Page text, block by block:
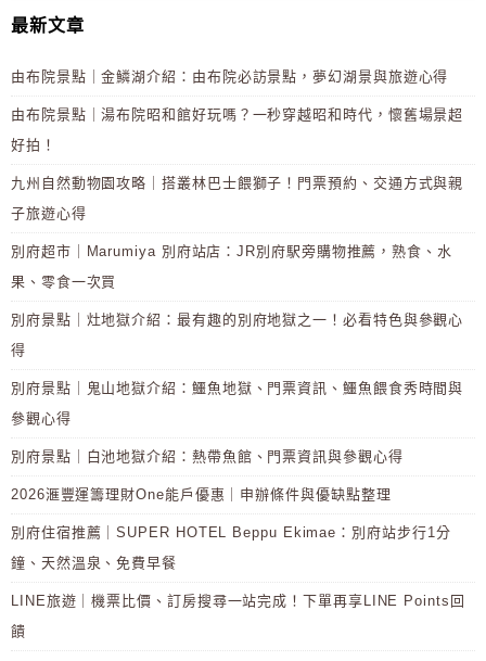
最新文章
由布院景點｜金鱗湖介紹：由布院必訪景點，夢幻湖景與旅遊心得
由布院景點｜湯布院昭和館好玩嗎？一秒穿越昭和時代，懷舊場景超
好拍！
九州自然動物園攻略｜搭叢林巴士餵獅子！門票預約、交通方式與親
子旅遊心得
別府超市｜Marumiya 別府站店：JR別府駅旁購物推薦，熟食、水
果、零食一次買
別府景點｜灶地獄介紹：最有趣的別府地獄之一！必看特色與參觀心
得
別府景點｜鬼山地獄介紹：鱷魚地獄、門票資訊、鱷魚餵食秀時間與
參觀心得
別府景點｜白池地獄介紹：熱帶魚館、門票資訊與參觀心得
2026滙豐運籌理財One能戶優惠｜申辦條件與優缺點整理
別府住宿推薦｜SUPER HOTEL Beppu Ekimae：別府站步行1分
鐘、天然溫泉、免費早餐
LINE旅遊｜機票比價、訂房搜尋一站完成！下單再享LINE Points回
饋